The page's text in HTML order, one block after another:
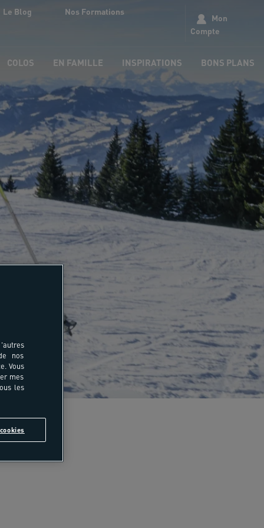
Le Blog Nos Formations
Mon
Compte
COLOS EN FAMILLE INSPIRATIONS BONS PLANS
nos
Vous
mes
les